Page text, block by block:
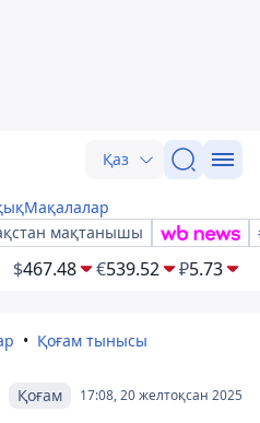
Қаз
Мақалалар
мақтанышы
$467.48 €539.52 ₽5.73
Қоғам тынысы
17:08, 20 желтоқсан 2025
Қоғам